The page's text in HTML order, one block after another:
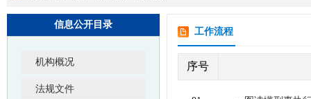
信息公开目录
机构概况
法规文件
工作流程
序号